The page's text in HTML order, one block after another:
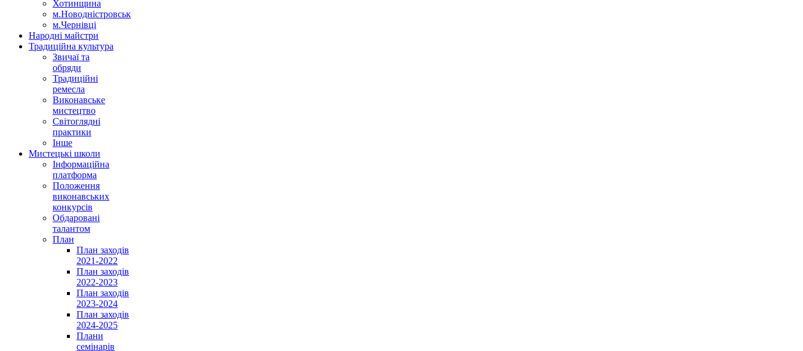
Хотинщина
м.Новодністровськ
м.Чернівці
Народні майстри
Традиційна культура
Звичаї та
обряди
Традиційні
ремесла
Виконавське
мистецтво
Світоглядні
практики
Інше
Мистецькі школи
Інформаційна
платформа
Положення
виконавських
конкурсів
Обдаровані
талантом
План
План заходів
2021-2022
План заходів
2022-2023
План заходів
2023-2024
План заходів
2024-2025
Плани
семінарів